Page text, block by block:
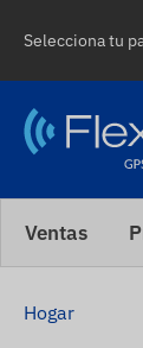
Selecciona tu
Ventas
Hogar